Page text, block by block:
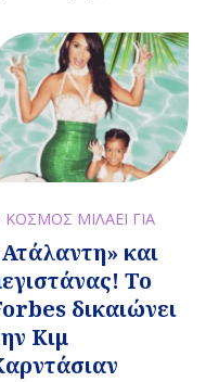
ΚΟΣΜΟΣ ΜΙΛΑΕΙ ΓΙΑ
και
To
δικαιώνει
Κιμ